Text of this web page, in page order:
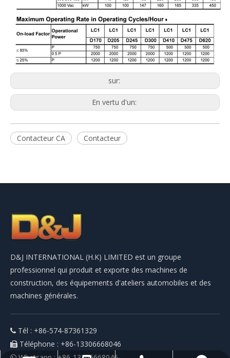
sur:
En vertu d'un:
Contacteur CA Contacteur
D&J INTERNATIONAL (H.K) LIMITED est un groupe
professionnel qui produit et exporte des machines de
construction, des équipements d'ateliers automobiles et des
machines générales.
 Tél : +86-574-87361329
 Téléphone : +86-13306668046